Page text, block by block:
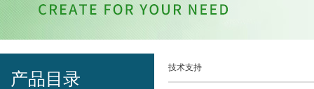
产品目录
技术支持